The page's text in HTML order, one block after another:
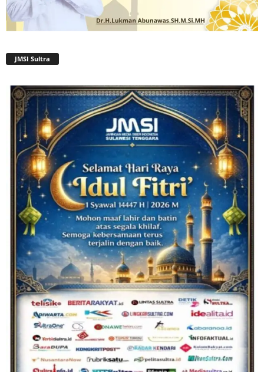
JMSI Sultra